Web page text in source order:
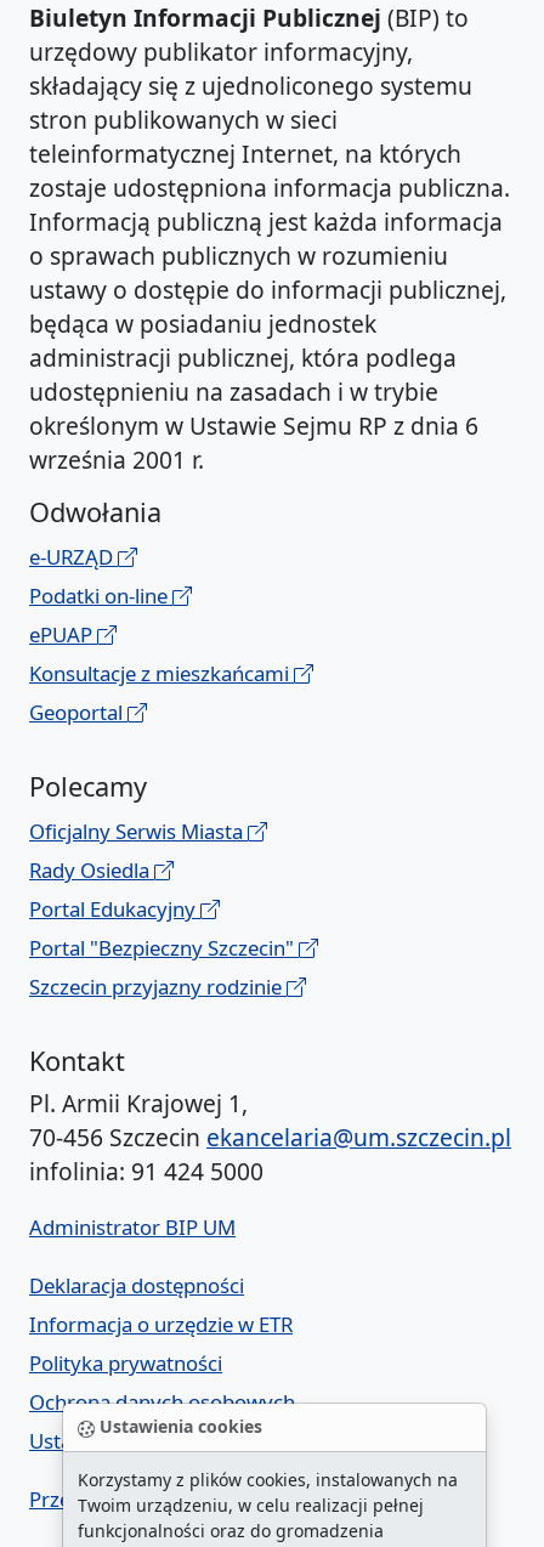
Ustawienia cookies
Korzystamy z plików cookies, instalowanych na
Twoim urządzeniu, w celu realizacji pełnej
funkcjonalności oraz do gromadzenia
Biuletyn Informacji Publicznej (BIP) to
urzędowy publikator informacyjny,
składający się z ujednoliconego systemu
stron publikowanych w sieci
teleinformatycznej Internet, na których
zostaje udostępniona informacja publiczna.
Informacją publiczną jest każda informacja
o sprawach publicznych w rozumieniu
ustawy o dostępie do informacji publicznej,
będąca w posiadaniu jednostek
administracji publicznej, która podlega
udostępnieniu na zasadach i w trybie
określonym w Ustawie Sejmu RP z dnia 6
września 2001 r.
Odwołania
e-URZĄD
Podatki on-line
ePUAP
Konsultacje z mieszkańcami
Geoportal
Polecamy
Oficjalny Serwis Miasta
Rady Osiedla
Portal Edukacyjny
Portal "Bezpieczny Szczecin"
Szczecin przyjazny rodzinie
Kontakt
Pl. Armii Krajowej 1,
70-456 Szczecin ekancelaria@um.szczecin.pl
infolinia: 91 424 5000
Administrator BIP UM
Deklaracja dostępności
Informacja o urzędzie w ETR
Polityka prywatności
Ochrona danych osobowych
Ustawienia cookies
Przegląd cyberzagrożeń